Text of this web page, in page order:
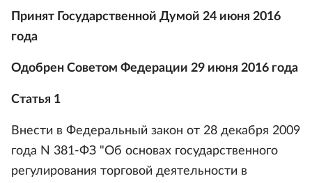
Принят Государственной Думой 24 июня 2016
года
Одобрен Советом Федерации 29 июня 2016 года
Статья 1
Внести в Федеральный закон от 28 декабря 2009
года N 381-ФЗ "Об основах государственного
регулирования торговой деятельности в